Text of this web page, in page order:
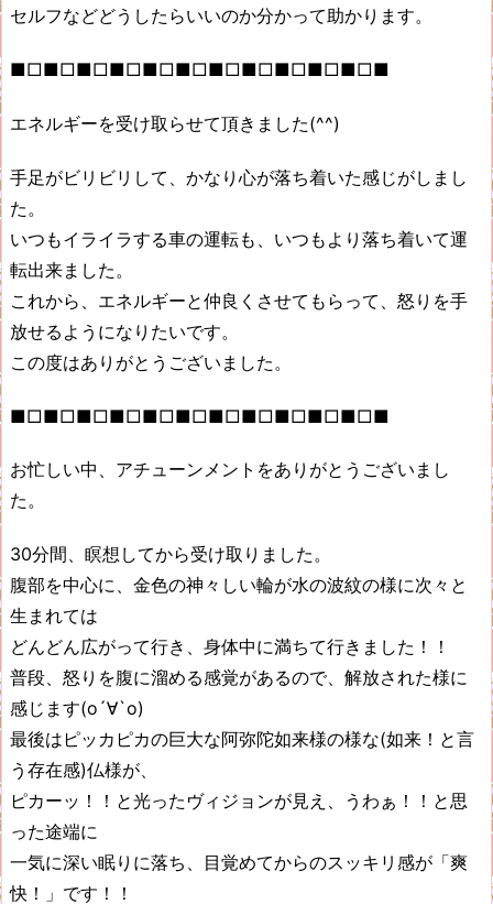
セルフなどどうしたらいいのか分かって助かります。
■□■□■□■□■□■□■□■□■□■□■□■
エネルギーを受け取らせて頂きました(^^)
手足がビリビリして、かなり心が落ち着いた感じがしまし
た。
いつもイライラする車の運転も、いつもより落ち着いて運
転出来ました。
これから、エネルギーと仲良くさせてもらって、怒りを手
放せるようになりたいです。
この度はありがとうございました。
■□■□■□■□■□■□■□■□■□■□■□■
お忙しい中、アチューンメントをありがとうございまし
た。
30分間、瞑想してから受け取りました。
腹部を中心に、金色の神々しい輪が水の波紋の様に次々と
生まれては
どんどん広がって行き、身体中に満ちて行きました！！
普段、怒りを腹に溜める感覚があるので、解放された様に
感じます(о´∀`о)
最後はピッカピカの巨大な阿弥陀如来様の様な(如来！と言
う存在感)仏様が、
ピカーッ！！と光ったヴィジョンが見え、うわぁ！！と思
った途端に
一気に深い眠りに落ち、目覚めてからのスッキリ感が「爽
快！」です！！